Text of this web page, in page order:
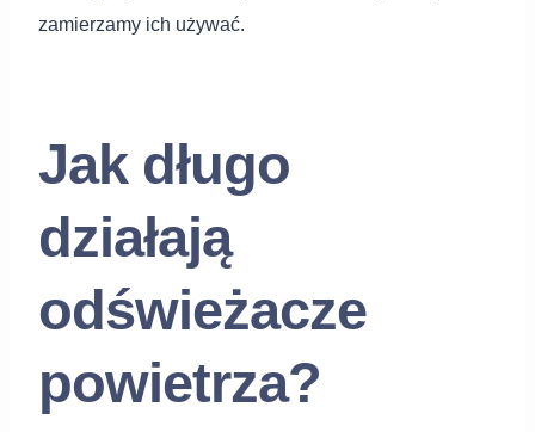
zamierzamy ich używać.
Jak długo
działają
odświeżacze
powietrza?